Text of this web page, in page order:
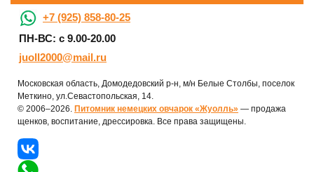
+7 (925) 858-80-25
ПН-ВС: с 9.00-20.00
juoll2000@mail.ru
Московская область, Домодедовский р-н, м/н Белые Столбы, поселок
Меткино, ул.Севастопольская, 14.
© 2006–2026. Питомник немецких овчарок «Жуолль» — продажа
щенков, воспитание, дрессировка. Все права защищены.